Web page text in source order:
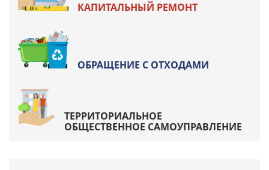
КАПИТАЛЬНЫЙ РЕМОНТ
ОБРАЩЕНИЕ С ОТХОДАМИ
ТЕРРИТОРИАЛЬНОЕ
ОБЩЕСТВЕННОЕ САМОУПРАВЛЕНИЕ